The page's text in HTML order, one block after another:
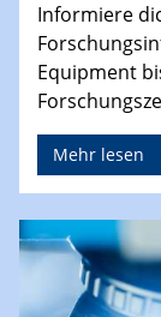
Informiere
Equipment
Mehr lesen